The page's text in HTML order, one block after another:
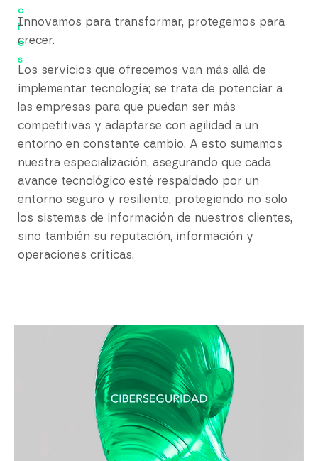
c
i
o
s
Innovamos para transformar, protegemos para
crecer.
Los servicios que ofrecemos van más allá de
implementar tecnología; se trata de potenciar a
las empresas para que puedan ser más
competitivas y adaptarse con agilidad a un
entorno en constante cambio. A esto sumamos
nuestra especialización, asegurando que cada
avance tecnológico esté respaldado por un
entorno seguro y resiliente, protegiendo no solo
los sistemas de información de nuestros clientes,
sino también su reputación, información y
operaciones críticas.